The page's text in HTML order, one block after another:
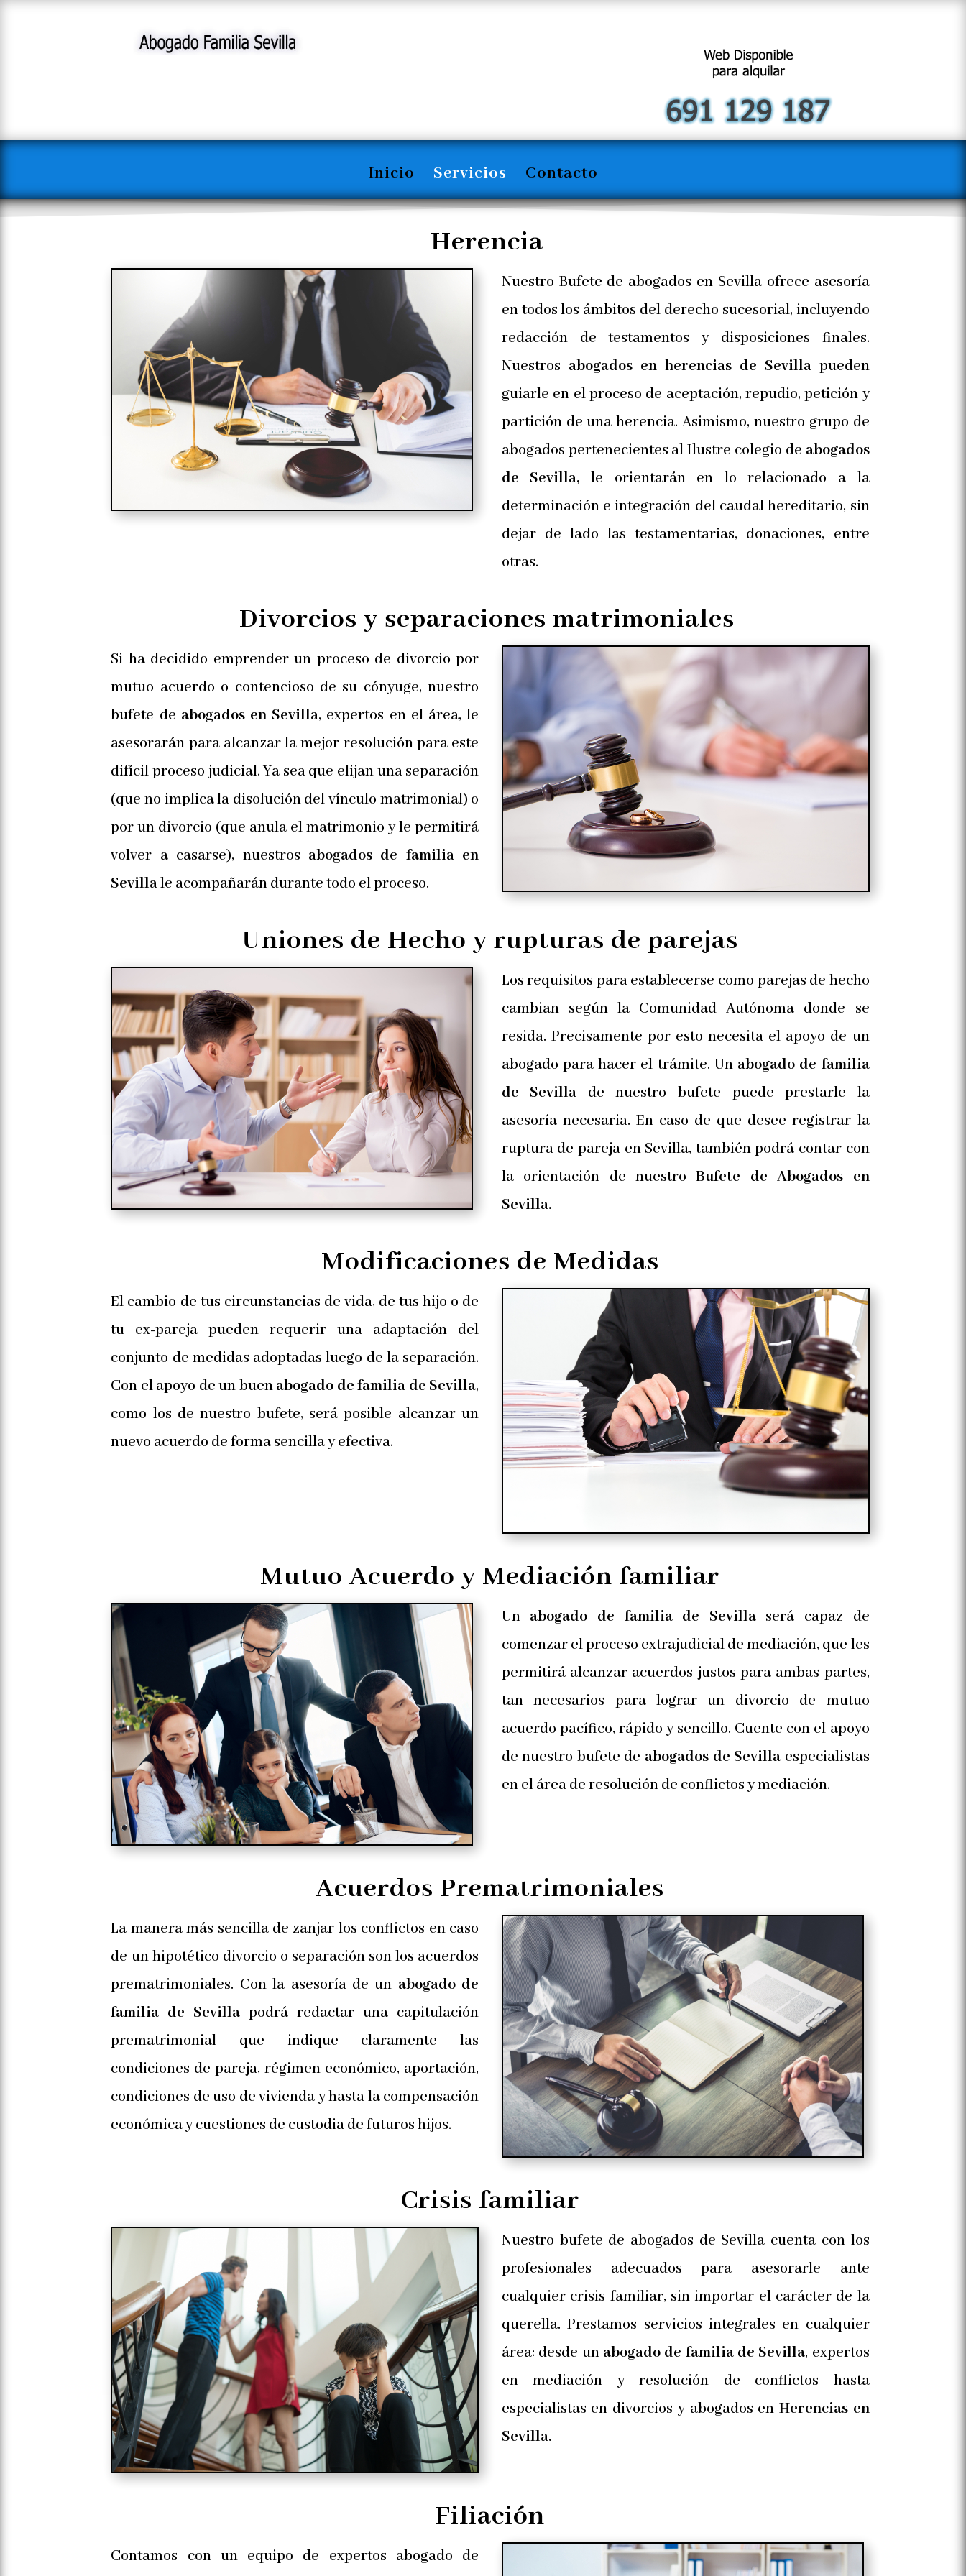
Inicio Servicios Contacto
Herencia
Nuestro Bufete de abogados en Sevilla ofrece asesoría
en todos los ámbitos del derecho sucesorial, incluyendo
redacción de testamentos y disposiciones finales.
Nuestros abogados en herencias de Sevillapueden
guiarle en el proceso de aceptación, repudio, petición y
partición de una herencia. Asimismo, nuestro grupo de
abogados pertenecientes al Ilustre colegio de abogados
de Sevilla, le orientarán en lo relacionado a la
determinación e integración del caudal hereditario, sin
dejar de lado las testamentarias, donaciones, entre
otras.
Divorcios y separaciones matrimoniales
Si ha decidido emprender un proceso de divorcio por
mutuo acuerdo o contencioso de su cónyuge, nuestro
bufete de abogados en Sevilla, expertos en el área, le
asesorarán para alcanzar la mejor resolución para este
difícil proceso judicial. Ya sea que elijan una separación
(que no implica la disolución del vínculo matrimonial) o
por un divorcio (que anula el matrimonio y le permitirá
volver a casarse), nuestros abogados de familia en
Sevillale acompañarán durante todo el proceso.
Uniones de Hecho y rupturas de parejas
Los requisitos para establecerse como parejas de hecho
cambian según la Comunidad Autónoma donde se
resida. Precisamente por esto necesita el apoyo de un
abogado para hacer el trámite. Un abogado de familia
de Sevilla de nuestro bufete puede prestarle la
asesoría necesaria. En caso de que desee registrar la
ruptura de pareja en Sevilla, también podrá contar con
la orientación de nuestro Bufete de Abogados en
Sevilla.
Modificaciones de Medidas
El cambio de tus circunstancias de vida, de tus hijo o de
tu ex-pareja pueden requerir una adaptación del
conjunto de medidas adoptadas luego de la separación.
Con el apoyo de un buenabogado de familia de Sevilla,
como los de nuestro bufete, será posible alcanzar un
nuevo acuerdo de forma sencilla y efectiva.
Mutuo Acuerdo y Mediación familiar
Un abogado de familia de Sevillaserá capaz de
comenzar el proceso extrajudicial de mediación, que les
permitirá alcanzar acuerdos justos para ambas partes,
tan necesarios para lograr un divorcio de mutuo
acuerdo pacífico, rápido y sencillo. Cuente con el apoyo
de nuestro bufete de abogados de Sevilla especialistas
en el área de resolución de conflictos y mediación.
Acuerdos Prematrimoniales
La manera más sencilla de zanjar los conflictos en caso
de un hipotético divorcio o separación son los acuerdos
prematrimoniales. Con la asesoría de un abogado de
familia de Sevilla podrá redactar una capitulación
prematrimonial que indique claramente las
condiciones de pareja, régimen económico, aportación,
condiciones de uso de vivienda y hasta la compensación
económica y cuestiones de custodia de futuros hijos.
Crisis familiar
Nuestro bufete de abogados de Sevilla cuenta con los
profesionales adecuados para asesorarle ante
cualquier crisis familiar, sin importar el carácter de la
querella. Prestamos servicios integrales en cualquier
área: desde un abogado de familia de Sevilla, expertos
en mediación y resolución de conflictos hasta
especialistas en divorcios y abogados en Herencias en
Sevilla.
Filiación
Contamos con un equipo de expertos abogado de